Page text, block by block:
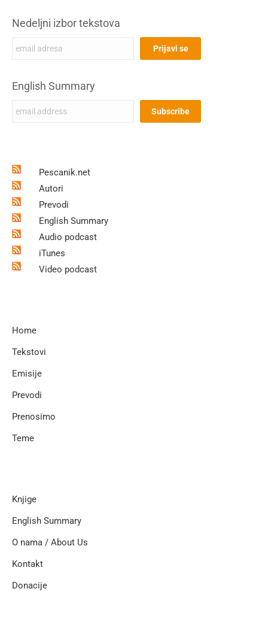
Nedeljni izbor tekstova
English Summary
Pescanik.net
Autori
Prevodi
English Summary
Audio podcast
iTunes
Video podcast
Home
Tekstovi
Emisije
Prevodi
Prenosimo
Teme
Knjige
English Summary
O nama / About Us
Kontakt
Donacije